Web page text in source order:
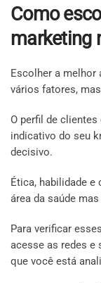
Como
marketing
Escolher a melhor
vários fatores,
O perfil de
indicativo do seu
decisivo.
Ética, habilidade
área da saúde
Para verificar
acesse as redes e
que você está